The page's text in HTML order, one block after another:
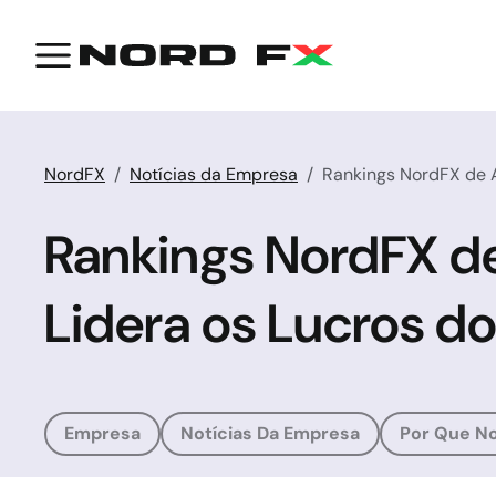
NordFX Notícias da Empresa Rankings NordFX
Rankings NordFX
Lidera os Lucros
Empresa Notícias Da Empresa Por Que